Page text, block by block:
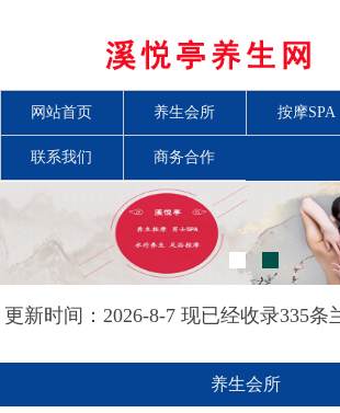
网站首页 养生会所 按摩SPA
联系我们 商务合作
更新时间：2026-8-7 现已经收录335条
养生会所